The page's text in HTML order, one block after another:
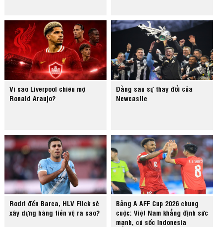
Vì sao Liverpool chiêu mộ
Ronald Araujo?
Đằng sau sự thay đổi của
Newcastle
Rodri đến Barca, HLV Flick sẽ
xây dựng hàng tiền vệ ra sao?
Bảng A AFF Cup 2026 chung
cuộc: Việt Nam khẳng định sức
mạnh, cú sốc Indonesia